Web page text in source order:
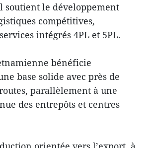
soutient le développement
compétitives,
intégrés 4PL et 5PL.
bénéficie
base solide avec près de
parallèlement à une
des entrepôts et centres